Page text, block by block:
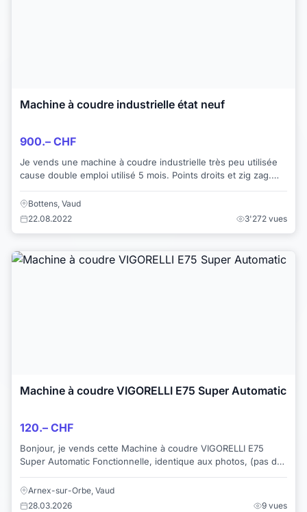
Machine à coudre industrielle état neuf
900.– CHF
Je vends une machine à coudre industrielle très peu utilisée
cause double emploi utilisé 5 mois. Points droits et zig zag.
Bottens, Vaud
22.08.2022
3'272 vues
Machine à coudre VIGORELLI E75 Super Automatic
120.– CHF
Bonjour, je vends cette Machine à coudre VIGORELLI E75
Super Automatic Fonctionnelle, identique aux photos, (pas de
Arnex-sur-Orbe, Vaud
28.03.2026
9 vues